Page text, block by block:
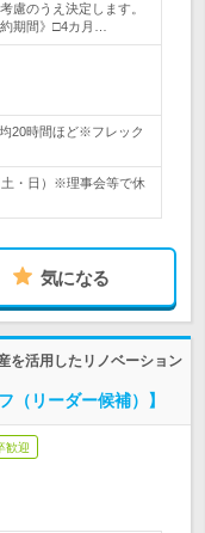
慮のうえ決定します。
期間》□4カ月…
20時間ほど※フレック
・日）※理事会等で休
気になる
を活用したリノベーション
（リーダー候補）】
歓迎